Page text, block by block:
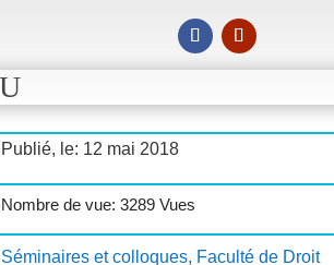
Publié, le: 12 mai 2018
Nombre de vue: 3289 Vues
Séminaires et colloques, Faculté de Droit